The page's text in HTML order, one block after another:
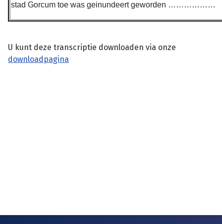
stad Gorcum toe was geinundeert geworden ………………
U kunt deze transcriptie downloaden via onze
downloadpagina